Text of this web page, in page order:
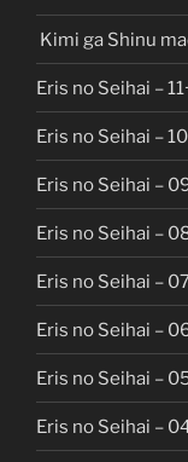
Kimi ga Shinu
Eris no Seihai –
Eris no Seihai – 10
Eris no Seihai –
Eris no Seihai –
Eris no Seihai –
Eris no Seihai –
Eris no Seihai –
Eris no Seihai –